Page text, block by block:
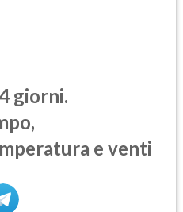
giorni.
e venti